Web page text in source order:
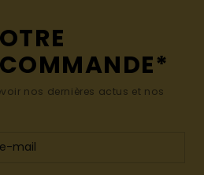
nos dernières actus et nos